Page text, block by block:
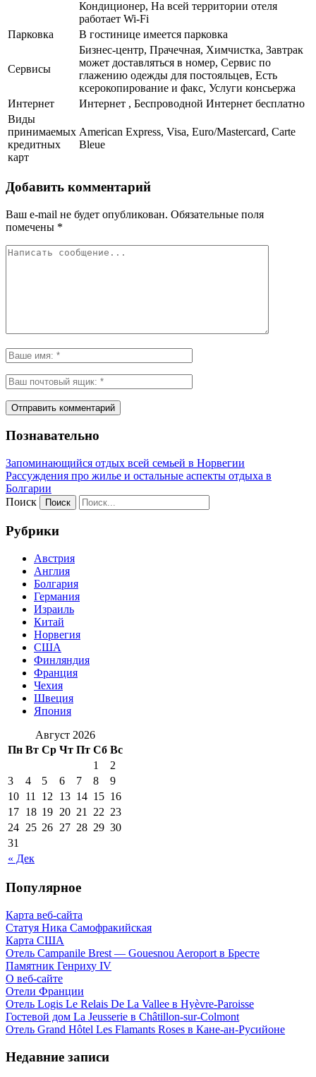
Кондиционер, На всей территории отеля
работает Wi-Fi
Парковка
В гостинице имеется парковка
Сервисы
Бизнес-центр, Прачечная, Химчистка, Завтрак
может доставляться в номер, Сервис по
глажению одежды для постояльцев, Есть
ксерокопирование и факс, Услуги консьержа
Интернет
Интернет , Беспроводной Интернет бесплатно
Виды
принимаемых
кредитных
карт
American Express, Visa, Euro/Mastercard, Carte
Bleue
Добавить комментарий
Ваш e-mail не будет опубликован. Обязательные поля
помечены *
Познавательно
Запоминающийся отдых всей семьей в Норвегии
Рассуждения про жилье и остальные аспекты отдыха в
Болгарии
Поиск
Рубрики
Австрия
Англия
Болгария
Германия
Израиль
Китай
Норвегия
США
Финляндия
Франция
Чехия
Швеция
Япония
Август 2026
Пн Вт Ср Чт Пт Сб Вс
« Дек
1
2
3
4 5 6 7 8
9
10 11 12 13 14 15 16
17 18 19 20 21 22 23
24 25 26 27 28 29 30
31
Популярное
Карта веб-сайта
Статуя Ника Самофракийская
Карта США
Отель Campanile Brest — Gouesnou Aeroport в Бресте
Памятник Генриху IV
О веб-сайте
Отели Франции
Отель Logis Le Relais De La Vallee в Hyèvre-Paroisse
Гостевой дом La Jeusserie в Châtillon-sur-Colmont
Отель Grand Hôtel Les Flamants Roses в Кане-ан-Русийоне
Недавние записи